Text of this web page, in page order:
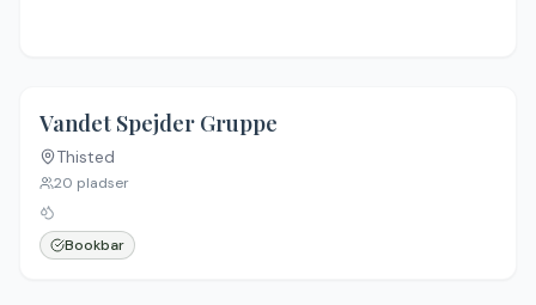
Vandet Spejder Gruppe
Thisted
20 pladser
Bookbar